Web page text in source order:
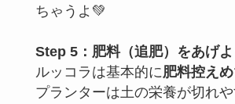
ちゃうよ💚
Step 5：肥料（追肥）をあげよ
ルッコラは基本的に肥料控えめ
プランターは土の栄養が切れ